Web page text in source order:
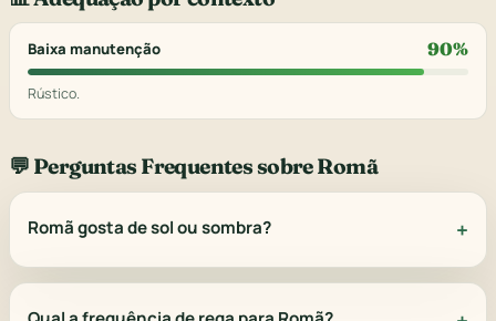
Baixa manutenção 90%
Rústico.
💬 Perguntas Frequentes sobre Romã
Romã gosta de sol ou sombra?